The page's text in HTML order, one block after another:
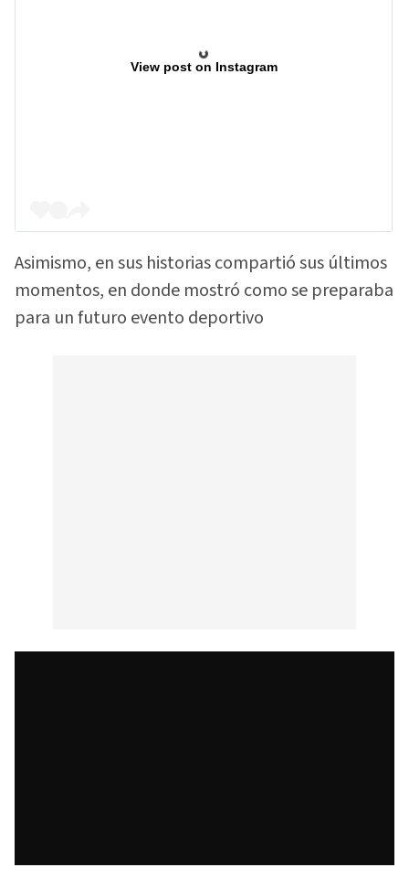
View post on Instagram
Asimismo, en sus historias compartió sus últimos
momentos, en donde mostró como se preparaba
para un futuro evento deportivo